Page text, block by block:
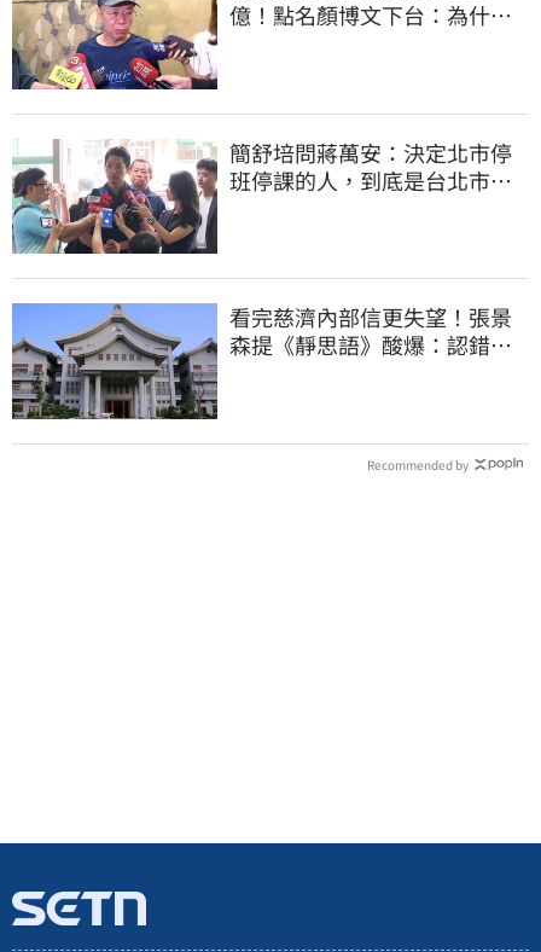
億！點名顏博文下台：為什麼
簡舒培問蔣萬安：決定北市停
班停課的人，到底是台北市
看完慈濟內部信更失望！張景
森提《靜思語》酸爆：認錯有
Recommended by